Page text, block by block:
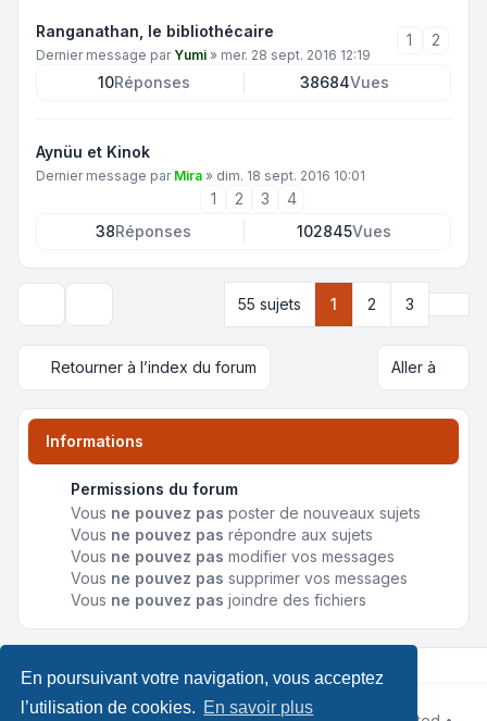
En poursuivant votre navigation, vous acceptez
l’utilisation de cookies. En savoir plus
Ranganathan, le bibliothécaire
Dernier message par Yumi » mer. 28 sept. 2016 12:19
1 2
10Réponses 38684Vues
Aynüu et Kinok
Dernier message par Mira » dim. 18 sept. 2016 10:01
1 2 3
4
38Réponses 102845Vues
Options d’affichage et de tri
55 sujets 1 2 3
Retourner à l’index du forum Aller à
Informations
Permissions du forum
Vous ne pouvez pas poster de nouveaux sujets
Vous ne pouvez pas répondre aux sujets
Vous ne pouvez pas modifier vos messages
Vous ne pouvez pas supprimer vos messages
Vous ne pouvez pas joindre des fichiers